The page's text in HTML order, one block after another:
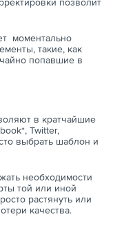
моментально
такие, как
попавшие в
в кратчайшие
Twitter,
выбрать шаблон и
необходимости
той или иной
растянуть или
качества.